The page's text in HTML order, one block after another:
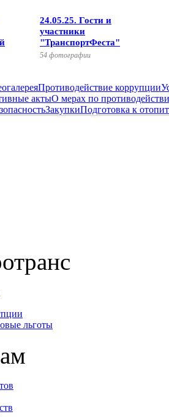
24.05.25. Гости и
участники
"ТранспортФеста"
54 фотографии
Противодействие коррупции
актыО мерах по
ЗакупкиПодготовка к
льготы